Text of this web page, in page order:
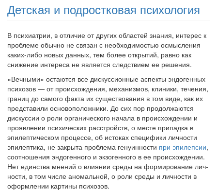
Детская и подростковая психология
В психиатрии, в отличие от других областей знания, интерес к
проблеме обычно не связан с необходи­мостью осмысления
каких-либо новых данных, тем бо­лее открытий, равно как
снижение интереса не является следствием ее решения.
«Вечными» остаются все дискуссионные аспекты эндо­генных
психозов — от происхождения, механизмов, кли­ники, течения,
границ до самого факта их существования в том виде, как их
представили основоположники. До сих пор продолжаются
дискуссии о роли органического начала в происхождении и
проявлении психических рас­стройств, о месте припадка в
эпилептическом процессе, об истоках специфики личности
эпилептика, не закры­та проблема генуинности при эпилепсии,
соотношения эндогенного и экзогенного в ее происхождении.
Нет единства мнений о влиянии среды на формирование лич­
ности, в том числе аномальной, о роли среды и личности в
оформлении картины психозов.